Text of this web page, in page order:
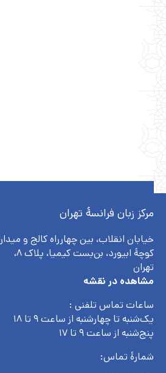
مرکز زبان فرانسۀ تهران
خیابان انقلاب، بین چهارراه کالج و
کوچهٔ ابیورد، بن‌بست کیمیا، پلاک ۸،
تهران
مشاهده در نقشه
ساعات تماس تلفنی :
یک‌شنبه تا چهارشنبه از ساعت ۹ تا ۱۸
پنج‌شنبه از ساعت ۹ تا ۱۷
شمارۀ تماس: